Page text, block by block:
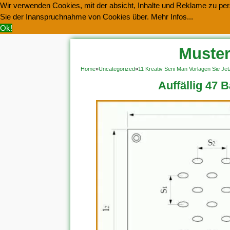
Wir verwenden Cookies, mit der absicht, Inhalte und Reklame zu
Sie der Inanspruchnahme von Cookies über. Mehr Infos...
Ok!
Home»Uncategorized»11 Kreativ Seni Man Vorlagen Sie
Auffällig 47